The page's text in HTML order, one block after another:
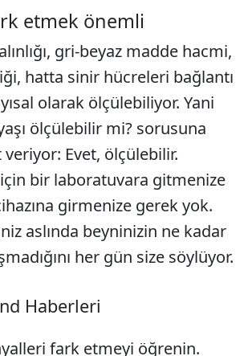
etmek önemli
gri-beyaz madde hacmi,
hatta sinir hücreleri bağlantı
olarak ölçülebiliyor. Yani
ölçülebilir mi? sorusuna
veriyor: Evet, ölçülebilir.
bir laboratuvara gitmenize
girmenize gerek yok.
aslında beyninizin ne kadar
her gün size söylüyor.
Haberleri
fark etmeyi öğrenin.